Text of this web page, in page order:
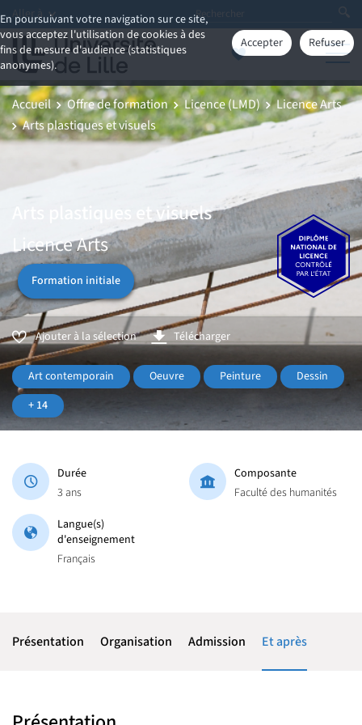
En poursuivant votre navigation sur ce site,
vous acceptez l'utilisation de cookies à des
fins de mesure d'audience (statistiques
anonymes).
Accepter Refuser
Aller à
Accueil Offre de formation Licence (LMD)
Licence Arts
Arts plastiques et visuels
Arts plastiques et visuels
Licence Arts
Formation initiale
Ajouter à la sélection Télécharger
Art contemporain Oeuvre Peinture
Dessin
+ 14
Durée
3 ans
Composante
Faculté des humanités
Langue(s)
d'enseignement
Français
Présentation Organisation Admission Et après